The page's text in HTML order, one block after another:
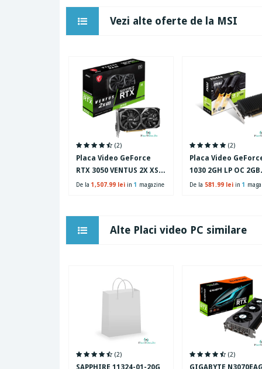
Vezi alte oferte de la MSI
(2)
Placa Video GeForce
RTX 3050 VENTUS 2X XS
OC 8GB GDDR6 128-bit
De la 1,507.99 lei in 1 magazine
(2)
Placa Video
1030 2GH LP OC 2GB
GDDR5 64-bit
De la 581.99 lei in 1
Alte Placi video PC similare
(2)
SAPPHIRE 11324-01-20G
(2)
GIGABYTE